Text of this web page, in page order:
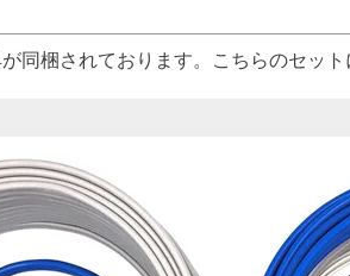
同梱されております。こちらのセット